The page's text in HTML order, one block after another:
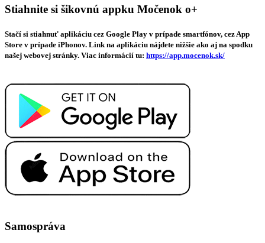
Stiahnite si šikovnú appku Močenok o+
Stačí si stiahnuť aplikáciu cez Google Play v prípade smartfónov, cez App
Store v prípade iPhonov. Link na aplikáciu nájdete nižšie ako aj na spodku
našej webovej stránky. Viac informácií tu: https://app.mocenok.sk/
Samospráva